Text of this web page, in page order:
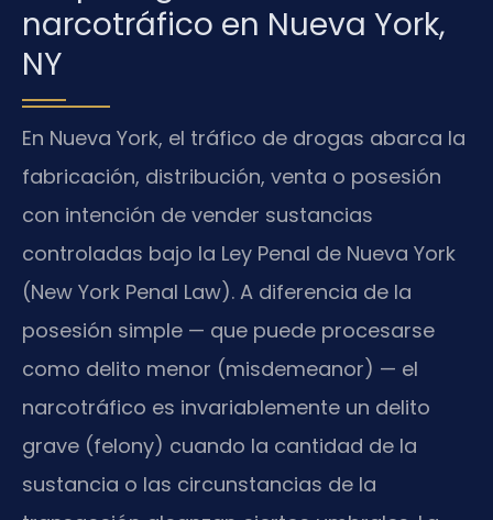
narcotráfico en Nueva York,
NY
En Nueva York, el tráfico de drogas abarca la
fabricación, distribución, venta o posesión
con intención de vender sustancias
controladas bajo la Ley Penal de Nueva York
(New York Penal Law). A diferencia de la
posesión simple — que puede procesarse
como delito menor (misdemeanor) — el
narcotráfico es invariablemente un delito
grave (felony) cuando la cantidad de la
sustancia o las circunstancias de la